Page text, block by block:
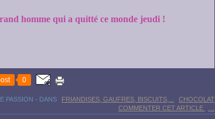
homme qui a quitté ce monde jeudi !
0
PASSION - DANS FRIANDISES, GAUFRES, BISCUITS,...
CHOCOLAT
COMMENTER CET ARTICLE